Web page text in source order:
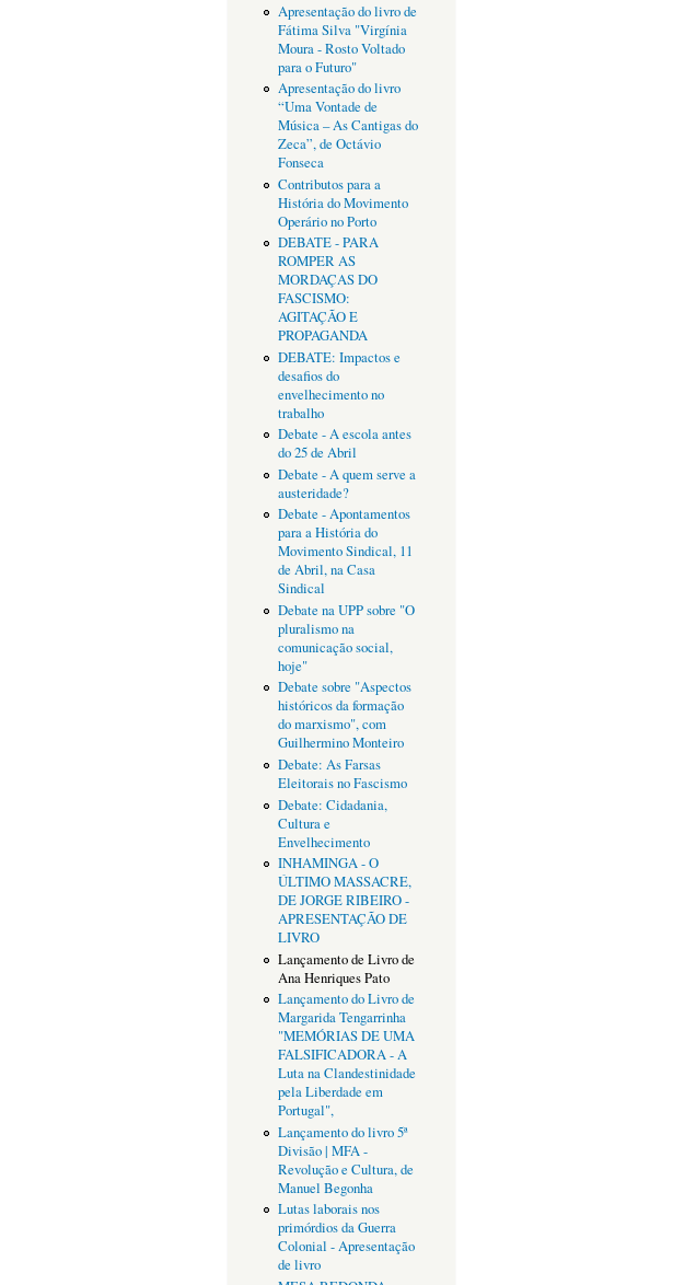
Apresentação do livro de
Fátima Silva "Virgínia
Moura - Rosto Voltado
para o Futuro"
Apresentação do livro
“Uma Vontade de
Música – As Cantigas do
Zeca”, de Octávio
Fonseca
Contributos para a
História do Movimento
Operário no Porto
DEBATE - PARA
ROMPER AS
MORDAÇAS DO
FASCISMO:
AGITAÇÃO E
PROPAGANDA
DEBATE: Impactos e
desafios do
envelhecimento no
trabalho
Debate - A escola antes
do 25 de Abril
Debate - A quem serve a
austeridade?
Debate - Apontamentos
para a História do
Movimento Sindical, 11
de Abril, na Casa
Sindical
Debate na UPP sobre "O
pluralismo na
comunicação social,
hoje"
Debate sobre "Aspectos
históricos da formação
do marxismo", com
Guilhermino Monteiro
Debate: As Farsas
Eleitorais no Fascismo
Debate: Cidadania,
Cultura e
Envelhecimento
INHAMINGA - O
ÚLTIMO MASSACRE,
DE JORGE RIBEIRO -
APRESENTAÇÃO DE
LIVRO
Lançamento de Livro de
Ana Henriques Pato
Lançamento do Livro de
Margarida Tengarrinha
"MEMÓRIAS DE UMA
FALSIFICADORA - A
Luta na Clandestinidade
pela Liberdade em
Portugal",
Lançamento do livro 5ª
Divisão | MFA -
Revolução e Cultura, de
Manuel Begonha
Lutas laborais nos
primórdios da Guerra
Colonial - Apresentação
de livro